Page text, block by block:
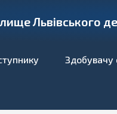
Львівського
Здобувачу